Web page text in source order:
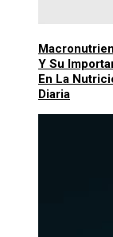
Y Su
En La
Diaria